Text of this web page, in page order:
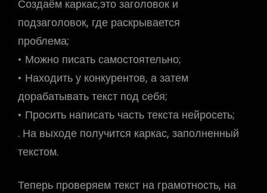
Создаём каркас,это заголовок и
подзаголовок, где раскрывается
проблема;
• Можно писать самостоятельно;
• Находить у конкурентов, а затем
дорабатывать текст под себя;
• Просить написать часть текста нейросеть;
. На выходе получится каркас, заполненный
текстом.
Теперь проверяем текст на грамотность, на